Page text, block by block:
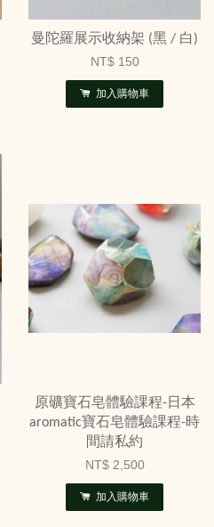
曼陀羅展示收納架 (黑 / 白)
NT$ 150
加入購物車
原礦寶石皂體驗課程-日本
aromatic寶石皂體驗課程-時
間請私約
NT$ 2,500
加入購物車